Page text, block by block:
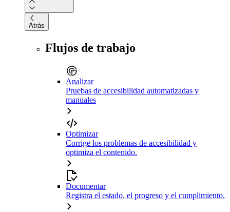
Atrás
Flujos de trabajo
Analizar
Pruebas de accesibilidad automatizadas y
manuales
Optimizar
Corrige los problemas de accesibilidad y
optimiza el contenido.
Documentar
Registra el estado, el progreso y el cumplimiento.